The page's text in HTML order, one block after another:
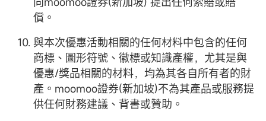
償。
與本次優惠活動相關的任何材料中包含的任何
商標、圖形符號、徽標或知識產權，尤其是與
優惠/獎品相關的材料，均為其各自所有者的財
產。moomoo證券(新加坡)不為其產品或服務提
供任何財務建議、背書或贊助。